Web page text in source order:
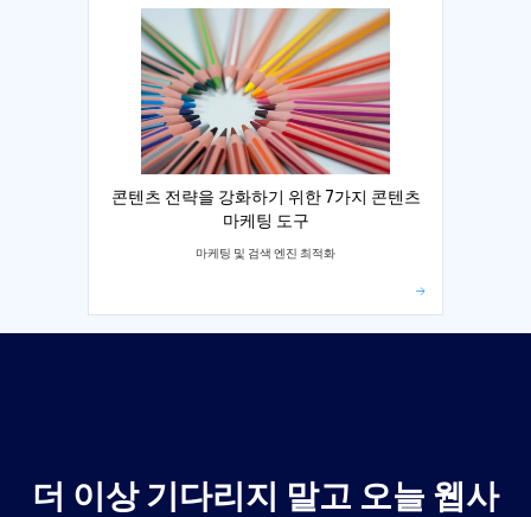
콘텐츠 전략을 강화하기 위한 7가지 콘텐츠
마케팅 도구
마케팅 및 검색 엔진 최적화
더 이상 기다리지 말고 오늘 웹사